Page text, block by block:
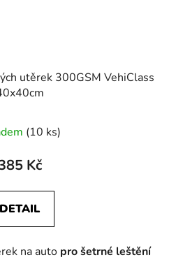
utěrek 300GSM VehiClass
hodnocení
produktu
5,0
z
hvězdiček.
(10 ks)
Kč
DETAIL
na auto pro šetrné leštění